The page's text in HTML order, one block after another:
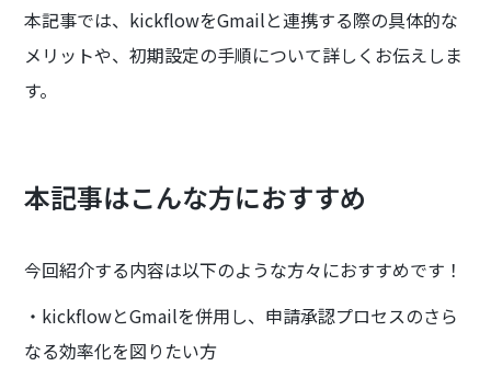
本記事では、kickflowをGmailと連携する際の具体的な
メリットや、初期設定の手順について詳しくお伝えしま
す。
本記事はこんな方におすすめ
今回紹介する内容は以下のような方々におすすめです！
・kickflowとGmailを併用し、申請承認プロセスのさら
なる効率化を図りたい方